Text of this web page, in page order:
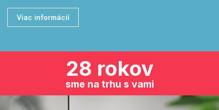
Viac informácií
28 rokov
sme na trhu s vami